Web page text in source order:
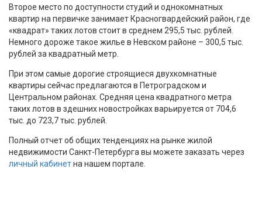
Второе место по доступности студий и однокомнатных
квартир на первичке занимает Красногвардейский район, где
«квадрат» таких лотов стоит в среднем 295,5 тыс. рублей.
Немного дороже такое жилье в Невском районе – 300,5 тыс.
рублей за квадратный метр.
При этом самые дорогие строящиеся двухкомнатные
квартиры сейчас предлагаются в Петроградском и
Центральном районах. Средняя цена квадратного метра
таких лотов в здешних новостройках варьируется от 704,6
тыс. до 723,7 тыс. рублей.
Полный отчет об общих тенденциях на рынке жилой
недвижимости Санкт-Петербурга вы можете заказать через
личный кабинетна нашем портале.